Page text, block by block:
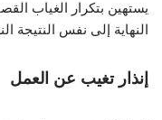
يستهين بتكرار الغياب
النهاية إلى نفس النتيجة
إنذار تغيب عن العمل